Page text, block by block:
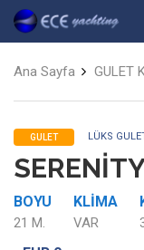
Ana Sayfa GULET
GULET LÜKS
BOYU
21 M.
KLIMA
VAR